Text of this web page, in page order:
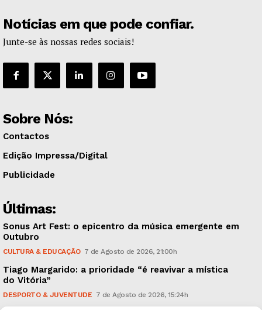
Notícias em que pode confiar.
Junte-se às nossas redes sociais!
Sobre Nós:
Contactos
Edição Impressa/Digital
Publicidade
Últimas:
Sonus Art Fest: o epicentro da música emergente em
Outubro
CULTURA & EDUCAÇÃO 7 de Agosto de 2026, 21:00h
Tiago Margarido: a prioridade “é reavivar a mística
do Vitória”
DESPORTO & JUVENTUDE 7 de Agosto de 2026, 15:24h